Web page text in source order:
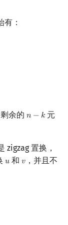
有：
余的 𝑛 − 𝑘
n −k
元
zigzag 置换，
𝑢
u 和𝑣
v ，并且不